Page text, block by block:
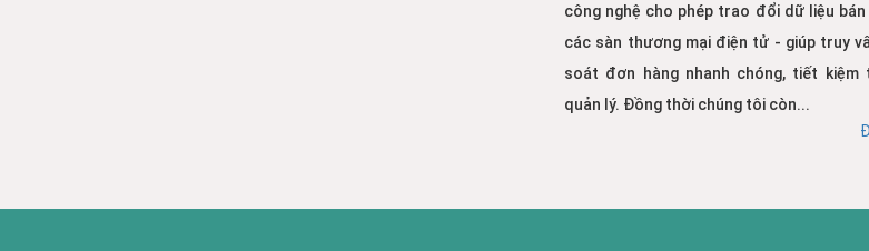
công nghệ cho phép trao đổi dữ liệu bán
các sàn thương mại điện tử - giúp truy
soát đơn hàng nhanh chóng, tiết kiệm
quản lý. Đồng thời chúng tôi còn...